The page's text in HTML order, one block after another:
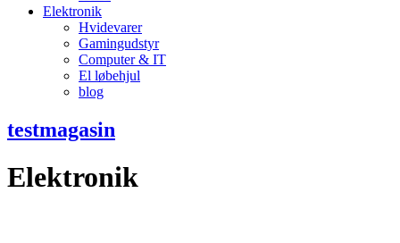
Elektronik
Hvidevarer
Gamingudstyr
Computer & IT
El løbehjul
blog
testmagasin
Elektronik